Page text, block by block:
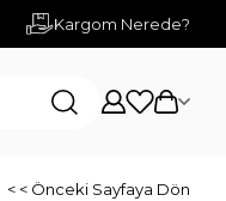
Kargom Nerede?
< < Önceki Sayfaya Dön